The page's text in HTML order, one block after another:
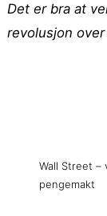
Det er bra at
revolusjon
Wall Street –
pengemakt